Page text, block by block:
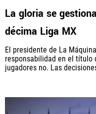
La aceptación de una de
puede dar lugar a un pago a
cómo y dónde aparecen los
orden en que aparecen,
La gloria se
décima Liga MX
El presidente de La
responsabilidad en el título
jugadores no. Las